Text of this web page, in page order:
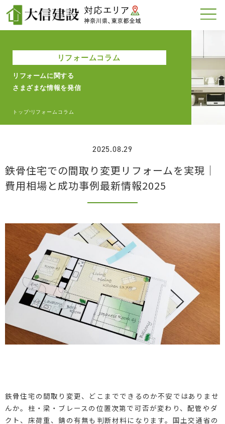
リフォームコラム
リフォームに関する
さまざまな情報を発信
トップ>リフォームコラム
2025.08.29
鉄骨住宅での間取り変更リフォームを実現｜
費用相場と成功事例最新情報2025
鉄骨住宅の間取り変更、どこまでできるのか不安ではありませ
んか。柱・梁・ブレースの位置次第で可否が変わり、配管やダ
クト、床荷重、錆の有無も判断材料になります。国土交通省の